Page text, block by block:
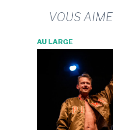
VOUS
AU LARGE